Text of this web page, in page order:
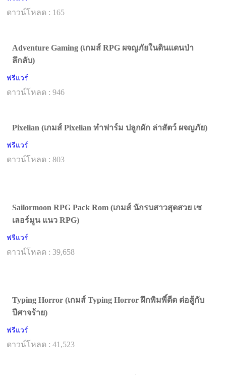
ดาวน์โหลด : 165
Adventure Gaming (เกมส์ RPG ผจญภัยในดินแดนป่า
ลึกลับ)
ฟรีแวร์
ดาวน์โหลด : 946
Pixelian (เกมส์ Pixelian ทำฟาร์ม ปลูกผัก ล่าสัตว์ ผจญภัย)
ฟรีแวร์
ดาวน์โหลด : 803
Sailormoon RPG Pack Rom (เกมส์ นักรบสาวสุดสวย เซ
เลอร์มูน แนว RPG)
ฟรีแวร์
ดาวน์โหลด : 39,658
Typing Horror (เกมส์ Typing Horror ฝึกพิมพิ์ดีด ต่อสู้กับ
ปีศาจร้าย)
ฟรีแวร์
ดาวน์โหลด : 41,523